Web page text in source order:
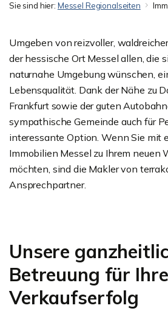
Sie sind hier: Messel Regionalseiten
Umgeben von reizvoller,
der hessische Ort Messel allen, die
naturnahe Umgebung wünschen,
Lebensqualität. Dank der Nähe zu
Frankfurt sowie der guten
sympathische Gemeinde auch für
interessante Option. Wenn Sie mit
Immobilien Messel zu Ihrem neuen
möchten, sind die Makler von
Ansprechpartner.
Unsere
Betreuung für
Verkaufserfolg